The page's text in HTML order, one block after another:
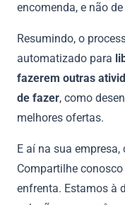
encomenda, e não
Resumindo, o
automatizado para
fazerem outras
de fazer, como
melhores ofertas.
E aí na sua
Compartilhe
enfrenta. Estamos à